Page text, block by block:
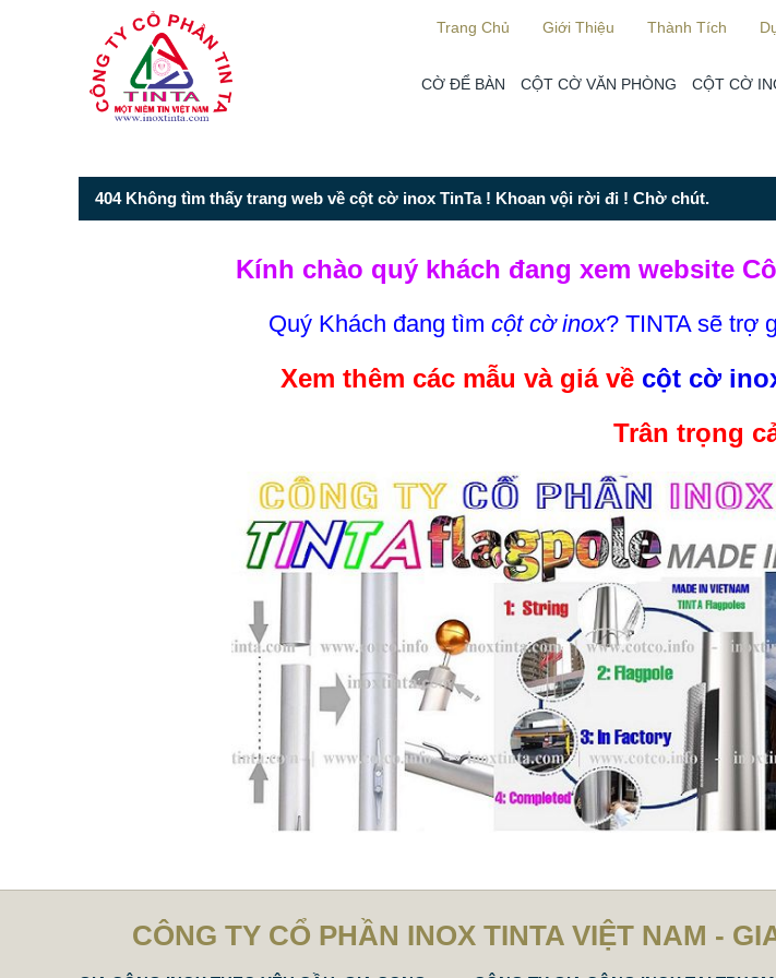
Trang Chủ Giới Thiệu Thành Tích
CỜ ĐỂ BÀN CỘT CỜ VĂN PHÒNG CỘT CỜ
Từ mục này trở xuống là mã nguồn Zalo
404 Không tìm thấy trang web về cột cờ inox TinTa ! Khoan vội rời đi ! Chờ chút.
Kính chào quý khách đang xem website
Quý Khách đang tìm cột cờ inox? TINTA sẽ trợ
Xem thêm các mẫu và giá về cột cờ
Trân trọng
CÔNG TY CỔ PHẦN INOX TINTA VIỆT NAM -